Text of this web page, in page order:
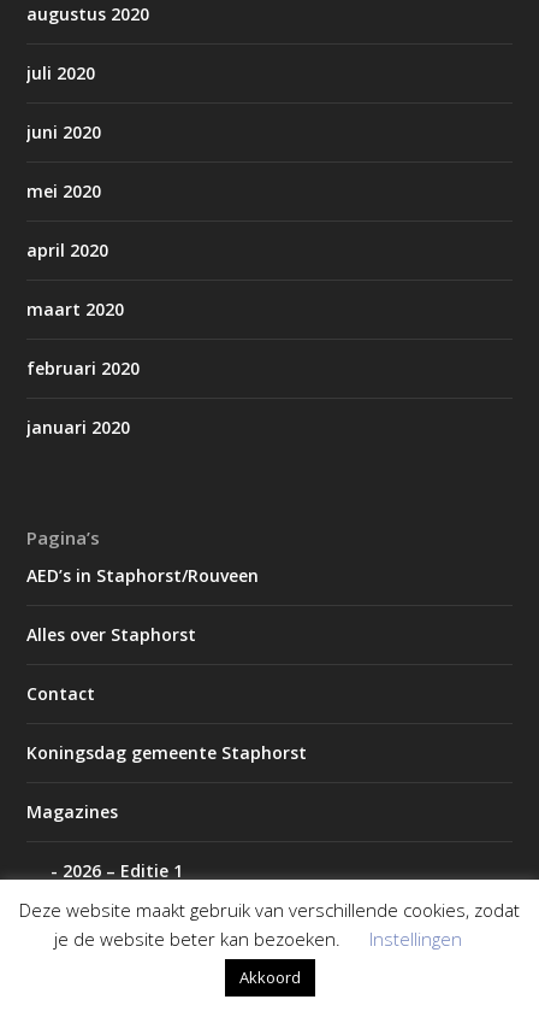
augustus 2020
juli 2020
juni 2020
mei 2020
april 2020
maart 2020
februari 2020
januari 2020
Pagina’s
AED’s in Staphorst/Rouveen
Alles over Staphorst
Contact
Koningsdag gemeente Staphorst
Magazines
2026 – Editie 1
2026 – Editie 2
Deze website maakt gebruik van verschillende cookies, zodat
je de website beter kan bezoeken.
Instellingen
Akkoord